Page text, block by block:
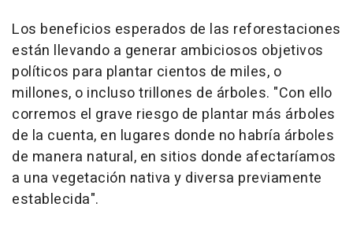
Los beneficios esperados de las reforestaciones
están llevando a generar ambiciosos objetivos
políticos para plantar cientos de miles, o
millones, o incluso trillones de árboles. "Con ello
corremos el grave riesgo de plantar más árboles
de la cuenta, en lugares donde no habría árboles
de manera natural, en sitios donde afectaríamos
a una vegetación nativa y diversa previamente
establecida".